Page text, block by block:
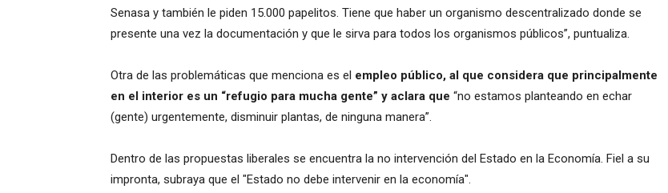
Senasa y también le piden 15.000 papelitos. Tiene que haber un organismo descentralizado donde se
presente una vez la documentación y que le sirva para todos los organismos públicos”, puntualiza.
Otra de las problemáticas que menciona es el empleo público, al que considera que principalmente
en el interior es un “refugio para mucha gente” y aclara que “no estamos planteando en echar
(gente) urgentemente, disminuir plantas, de ninguna manera”.
Dentro de las propuestas liberales se encuentra la no intervención del Estado en la Economía. Fiel a su
impronta, subraya que el "Estado no debe intervenir en la economía".